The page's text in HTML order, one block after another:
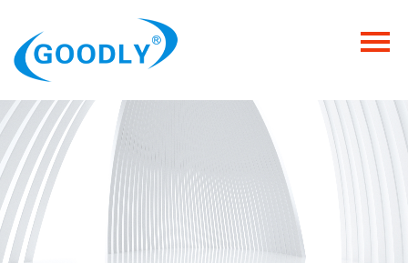
Продукция
ОТРАСЛИ
Категория
Новости
Контакты